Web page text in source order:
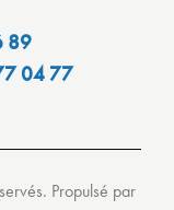
89
04 77
Propulsé par